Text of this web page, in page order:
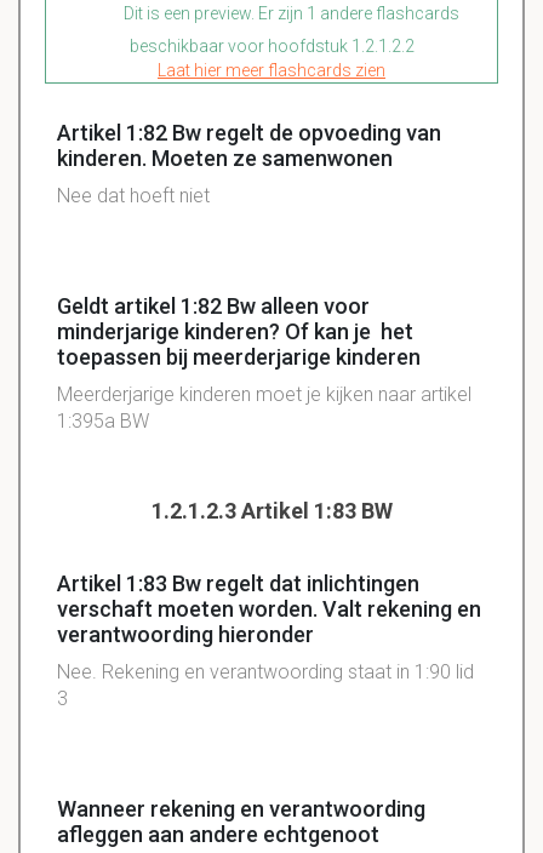
Dit is een preview. Er zijn 1 andere flashcards
beschikbaar voor hoofdstuk 1.2.1.2.2
Laat hier meer flashcards zien
Artikel 1:82 Bw regelt de opvoeding van
kinderen. Moeten ze samenwonen
Nee dat hoeft niet
Geldt artikel 1:82 Bw alleen voor
minderjarige kinderen? Of kan je het
toepassen bij meerderjarige kinderen
Meerderjarige kinderen moet je kijken naar artikel
1:395a BW
1.2.1.2.3 Artikel 1:83 BW
Artikel 1:83 Bw regelt dat inlichtingen
verschaft moeten worden. Valt rekening en
verantwoording hieronder
Nee. Rekening en verantwoording staat in 1:90 lid
3
Wanneer rekening en verantwoording
afleggen aan andere echtgenoot